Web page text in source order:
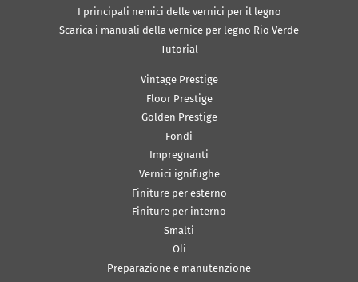
I principali nemici delle vernici per il legno
Scarica i manuali della vernice per legno Rio Verde
Tutorial
Vintage Prestige
Floor Prestige
Golden Prestige
Fondi
Impregnanti
Vernici ignifughe
Finiture per esterno
Finiture per interno
Smalti
Oli
Preparazione e manutenzione